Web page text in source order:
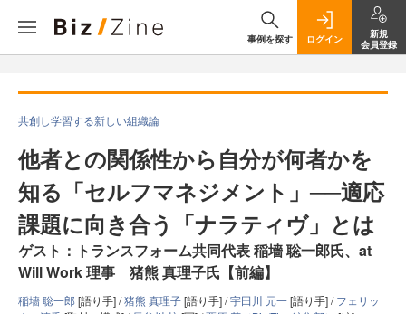
事例を探す ログイン
新規
会員登録
共創し学習する新しい組織論
他者との関係性から自分が何者かを
知る「セルフマネジメント」──適応
課題に向き合う「ナラティヴ」とは
ゲスト：トランスフォーム共同代表 稲墻 聡一郎氏、at
Will Work 理事 猪熊 真理子氏【前編】
稲墻 聡一郎[語り手] /猪熊 真理子[語り手] /宇田川 元一[語り手] /フェリッ